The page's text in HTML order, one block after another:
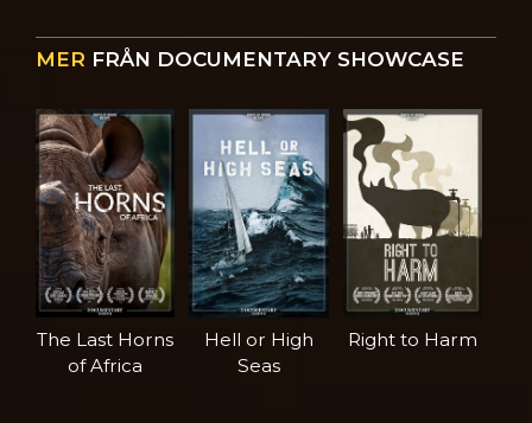
MER FRÅN DOCUMENTARY SHOWCASE
The Last Horns
of Africa
Hell or High
Seas
Right to Harm